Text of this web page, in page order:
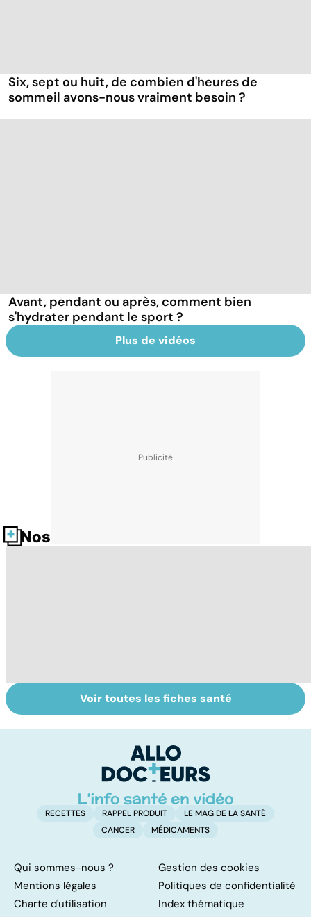
Six, sept ou huit, de combien d'heures de
sommeil avons-nous vraiment besoin ?
Avant, pendant ou après, comment bien
s'hydrater pendant le sport ?
Plus de vidéos
Nos fiches santé
Bien vivre la
ménopause
Comment tenir
ses bonnes
Voir toutes les fiches santé
RECETTES RAPPEL PRODUIT
LE MAG DE LA SANTÉ
CANCER
MÉDICAMENTS
Qui sommes-nous ?
Gestion des cookies
Mentions légales
Politiques de confidentialité
Charte d'utilisation
Index thématique